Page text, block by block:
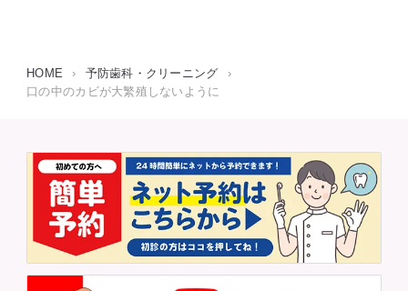
HOME › 予防歯科・クリーニング
›
口の中のカビが大繁殖しないように